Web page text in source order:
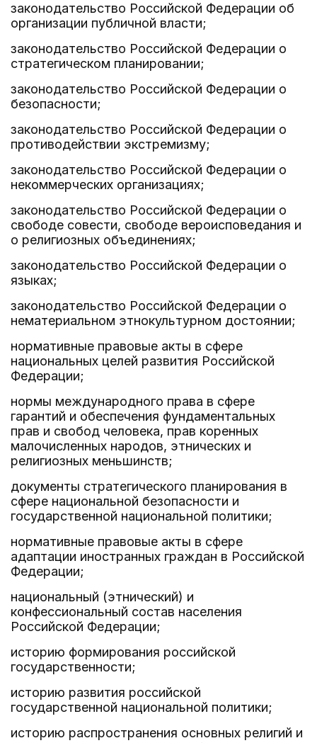
законодательство Российской Федерации об
организации публичной власти;
законодательство Российской Федерации о
стратегическом планировании;
законодательство Российской Федерации о
безопасности;
законодательство Российской Федерации о
противодействии экстремизму;
законодательство Российской Федерации о
некоммерческих организациях;
законодательство Российской Федерации о
свободе совести, свободе вероисповедания и
о религиозных объединениях;
законодательство Российской Федерации о
языках;
законодательство Российской Федерации о
нематериальном этнокультурном достоянии;
нормативные правовые акты в сфере
национальных целей развития Российской
Федерации;
нормы международного права в сфере
гарантий и обеспечения фундаментальных
прав и свобод человека, прав коренных
малочисленных народов, этнических и
религиозных меньшинств;
документы стратегического планирования в
сфере национальной безопасности и
государственной национальной политики;
нормативные правовые акты в сфере
адаптации иностранных граждан в Российской
Федерации;
национальный (этнический) и
конфессиональный состав населения
Российской Федерации;
историю формирования российской
государственности;
историю развития российской
государственной национальной политики;
историю распространения основных религий и